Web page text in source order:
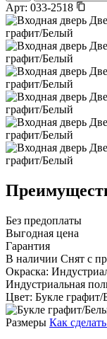
Арт: 033-2518
Без предоплаты
Выгодная цена
Гарантия
В наличии Снят с
Окраска:
Индустриальная
Цвет: Букле графит/
Размеры Как